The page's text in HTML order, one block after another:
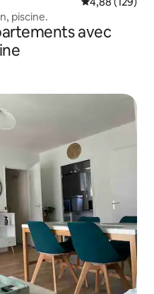
piscine.
avec